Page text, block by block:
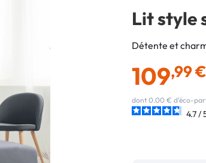
Lit style
Détente et
109,99 €
dont 0.00 € d'éco-
4.7/